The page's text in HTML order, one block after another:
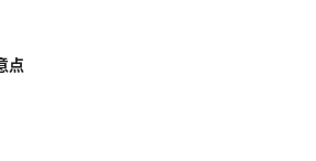
点